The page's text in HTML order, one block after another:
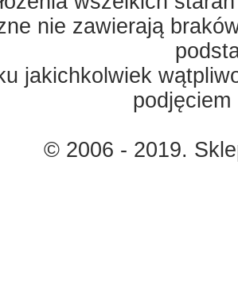
nie zawierają
jakichkolwiek
© 2006 - 2019.